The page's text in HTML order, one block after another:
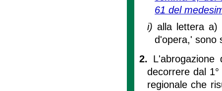
61 del
i) alla lettera a)
d'opera,' sono
2.
decorrere dal
regionale che